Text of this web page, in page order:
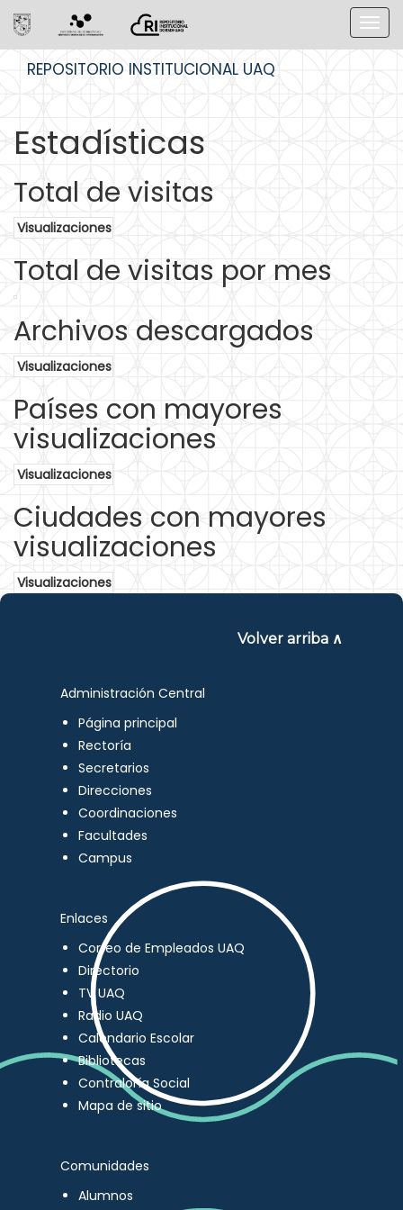
REPOSITORIO INSTITUCIONAL UAQ
Estadísticas
Total de visitas
Visualizaciones
Total de visitas por mes
Archivos descargados
Visualizaciones
Países con mayores
visualizaciones
Visualizaciones
Ciudades con mayores
visualizaciones
Visualizaciones
Volver arriba ∧
Administración Central
Página principal
Rectoría
Secretarios
Direcciones
Coordinaciones
Facultades
Campus
Enlaces
Correo de Empleados UAQ
Directorio
TV UAQ
Radio UAQ
Calendario Escolar
Bibliotecas
Contraloría Social
Mapa de sitio
Comunidades
Alumnos